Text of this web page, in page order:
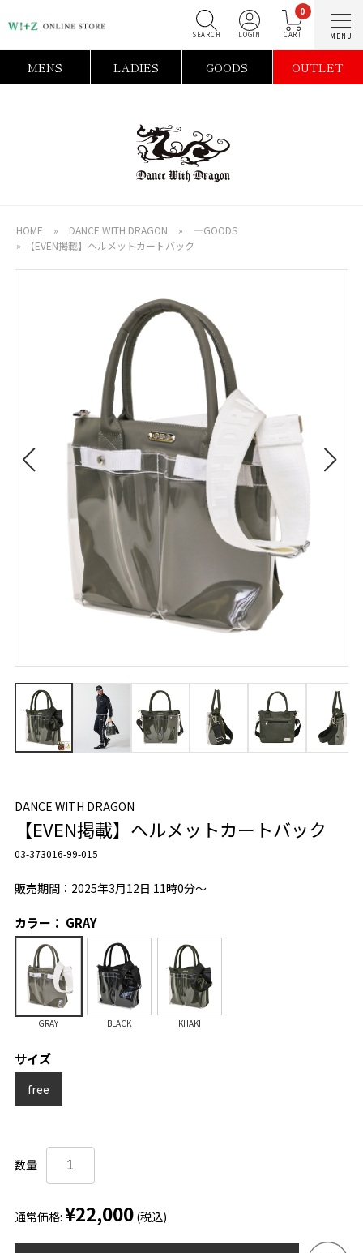
0
MENS LADIES GOODS OUTLET
HOME » DANCE WITH DRAGON »
―GOODS
»
【EVEN掲載】ヘルメットカートバック
DANCE WITH DRAGON
【EVEN掲載】ヘルメットカートバック
03-373016-99-015
販売期間：2025年3月12日 11時0分～
カラー： GRAY
GRAY BLACK KHAKI
サイズ
free
数量
通常価格: ¥22,000 (税込)